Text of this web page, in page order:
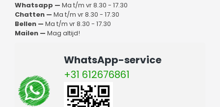
Whatsapp — Ma t/m vr 8.30 - 17.30
Chatten — Ma t/m vr 8.30 - 17.30
Bellen — Ma t/m vr 8.30 - 17.30
Mailen — Mag altijd!
WhatsApp-service
+31 612676861